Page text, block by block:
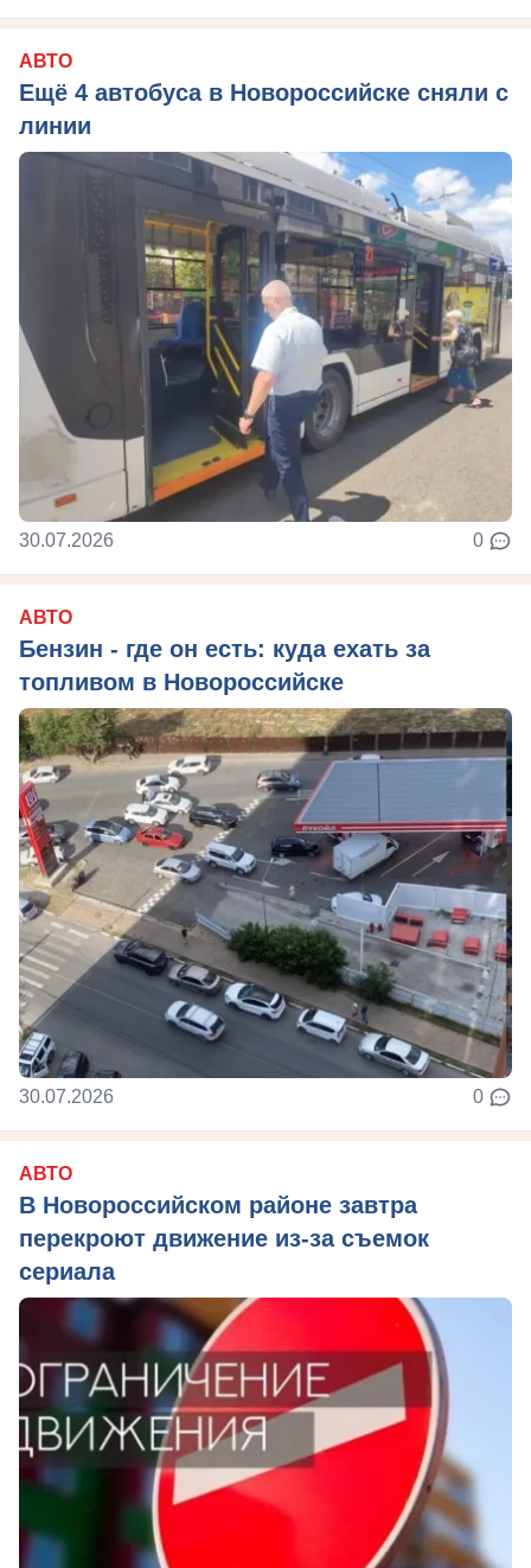
АВТО
Ещё 4 автобуса в Новороссийске сняли с
линии
30.07.2026 0
АВТО
Бензин - где он есть: куда ехать за
топливом в Новороссийске
30.07.2026 0
АВТО
В Новороссийском районе завтра
перекроют движение из-за съемок
сериала